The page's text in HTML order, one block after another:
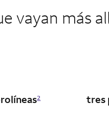
vayan más
2
tres